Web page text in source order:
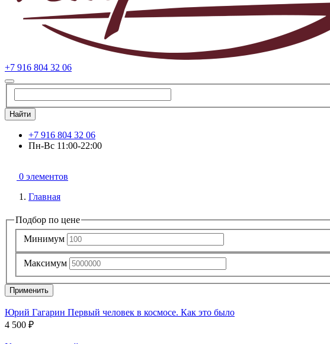
+7 916 804 32 06
Найти
+7 916 804 32 06
Пн-Вс 11:00-22:00
0 элементов
Главная
Подбор по цене
Минимум
Максимум
Применить
Юрий Гагарин Первый человек в космосе. Как это было
4 500 ₽